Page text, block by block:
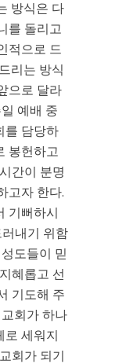
방식은 다
를 돌리고
적으로 드
리는 방식
으로 달라
예배 중
를 담당하
봉헌하고
간이 분명
고자 한다.
기뻐하시
내기 위함
도들이 믿
혜롭고 선
기도해 주
회가 하나
로 세워지
회가 되기